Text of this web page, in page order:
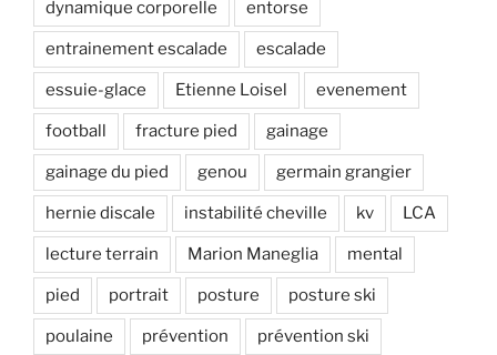
dynamique corporelle entorse
entrainement escalade escalade
essuie-glace Etienne Loisel evenement
football fracture pied gainage
gainage du pied genou germain grangier
hernie discale instabilité cheville kv LCA
lecture terrain Marion Maneglia mental
pied portrait posture posture ski
poulaine prévention prévention ski